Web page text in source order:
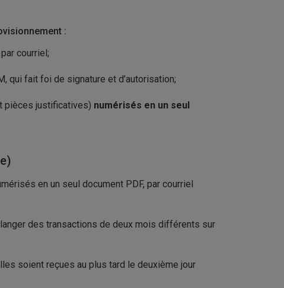
:
courriel;
qui fait foi de signature et d’autorisation;
pièces justificatives) numérisés en un seul
en un seul document PDF, par courriel
des transactions de deux mois différents sur
soient reçues au plus tard le deuxième jour